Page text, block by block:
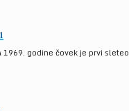
godine čovek je prvi